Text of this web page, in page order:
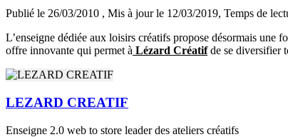
Publié le 26/03/2010 , Mis à jour le 12/03/2019, Temps de
L’enseigne dédiée aux loisirs créatifs propose désormais une
offre innovante qui permet à Lézard Créatifde se diversifier
LEZARD CREATIF
Enseigne 2.0 web to store leader des ateliers créatifs